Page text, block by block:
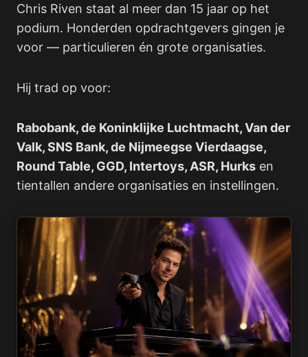
Chris Riven staat al meer dan 15 jaar op het
podium. Honderden opdrachtgevers gingen je
voor — particulieren én grote organisaties.
Hij trad op voor:
Rabobank, de Koninklijke Luchtmacht, Van der
Valk, SNS Bank, de Nijmeegse Vierdaagse,
Round Table, GGD, Intertoys, ASR, Hurks en
tientallen andere organisaties en instellingen.